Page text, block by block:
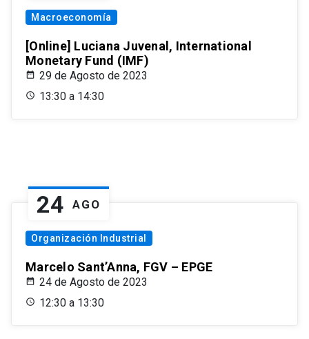
Macroeconomía
[Online] Luciana Juvenal, International
Monetary Fund (IMF)
29 de Agosto de 2023
13:30 a 14:30
24 AGO
Organización Industrial
Marcelo Sant’Anna, FGV – EPGE
24 de Agosto de 2023
12:30 a 13:30